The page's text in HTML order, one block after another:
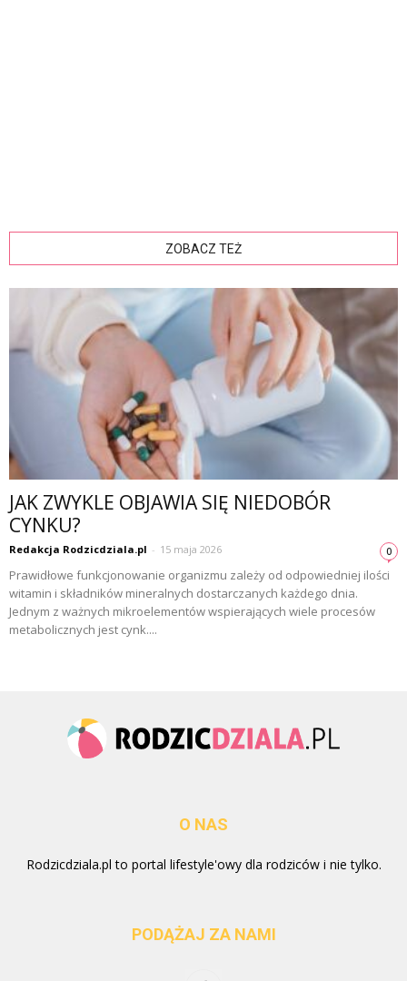
ZOBACZ TEŻ
JAK ZWYKLE OBJAWIA SIĘ NIEDOBÓR
CYNKU?
Redakcja Rodzicdziala.pl - 15 maja 2026 0
Prawidłowe funkcjonowanie organizmu zależy od odpowiedniej ilości
witamin i składników mineralnych dostarczanych każdego dnia.
Jednym z ważnych mikroelementów wspierających wiele procesów
metabolicznych jest cynk....
O NAS
Rodzicdziala.pl to portal lifestyle'owy dla rodziców i nie tylko.
PODĄŻAJ ZA NAMI